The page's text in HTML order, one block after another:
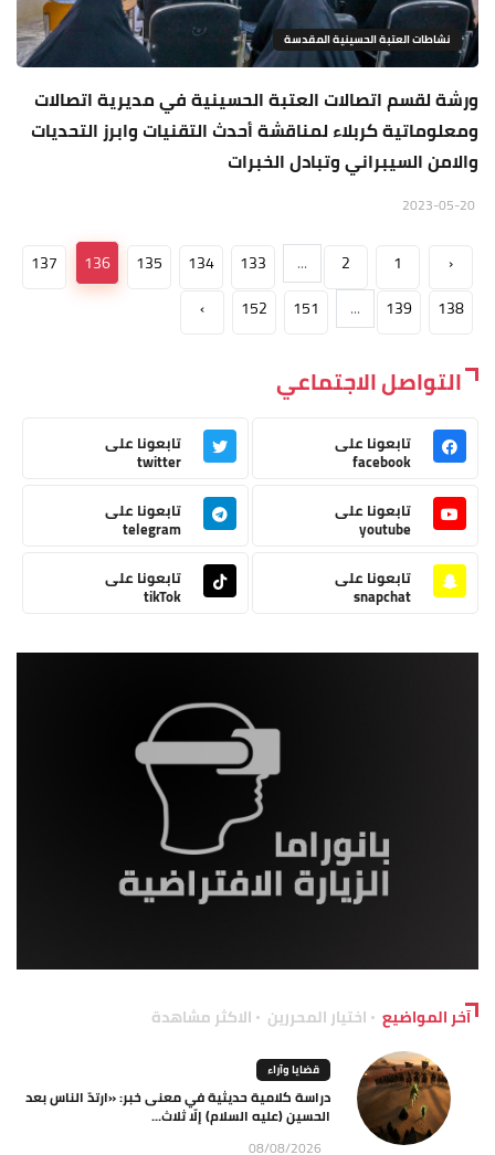
نشاطات العتبة الحسينية المقدسة
ورشة لقسم اتصالات العتبة الحسينية في مديرية اتصالات
ومعلوماتية كربلاء لمناقشة أحدث التقنيات وابرز التحديات
والامن السيبراني وتبادل الخبرات
‹
1
2
...
133
134
135
136
137
138
139
...
151
152
›
التواصل الاجتماعي
تابعونا على
facebook
تابعونا على
twitter
تابعونا على
youtube
تابعونا على
telegram
تابعونا على
snapchat
تابعونا على
tikTok
آخر المواضيع اختيار المحررين الاكثر مشاهدة
قضايا وآراء
دراسة كلامية حديثية في معنى خبر: «ارتدّ الناس بعد
الحسين (عليه السلام) إلّا ثلاث...
08/08/2026